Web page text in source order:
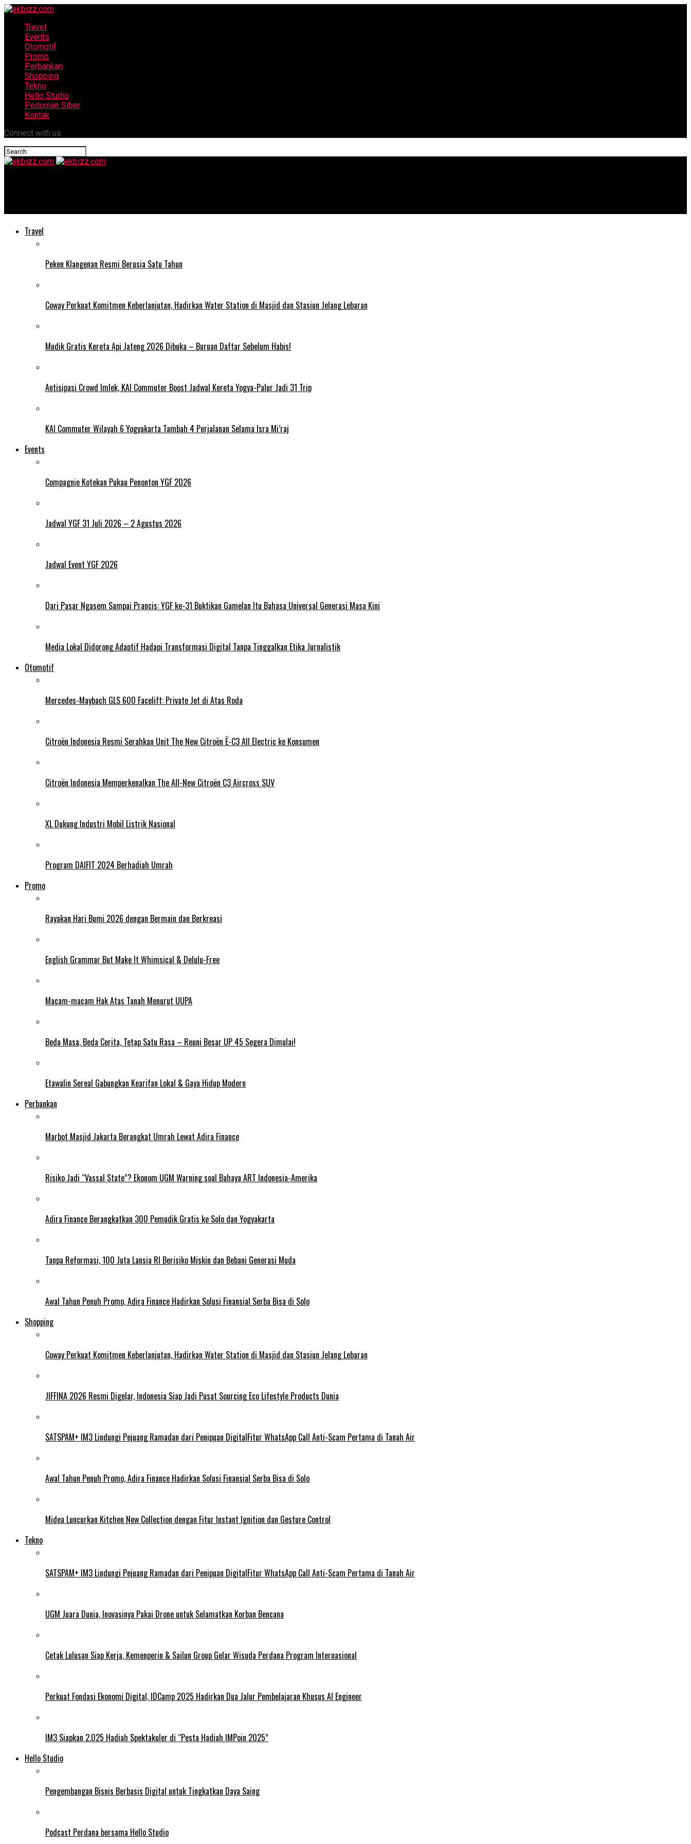
Travel
Events
Otomotif
Promo
Perbankan
Shopping
Tekno
Hello Studio
Pedoman Siber
Kontak
Connect with us
Travel
Peken Klangenan Resmi Berusia Satu Tahun
Coway Perkuat Komitmen Keberlanjutan, Hadirkan Water Station di Masjid dan Stasiun Jelang Lebaran
Mudik Gratis Kereta Api Jateng 2026 Dibuka – Buruan Daftar Sebelum Habis!
Antisipasi Crowd Imlek, KAI Commuter Boost Jadwal Kereta Yogya-Palur Jadi 31 Trip
KAI Commuter Wilayah 6 Yogyakarta Tambah 4 Perjalanan Selama Isra Mi’raj
Events
Compagnie Kotekan Pukau Penonton YGF 2026
Jadwal YGF 31 Juli 2026 – 2 Agustus 2026
Jadwal Event YGF 2026
Dari Pasar Ngasem Sampai Prancis: YGF ke-31 Buktikan Gamelan Itu Bahasa Universal Generasi Masa Kini
Media Lokal Didorong Adaptif Hadapi Transformasi Digital Tanpa Tinggalkan Etika Jurnalistik
Otomotif
Mercedes-Maybach GLS 600 Facelift: Private Jet di Atas Roda
Citroën Indonesia Resmi Serahkan Unit The New Citroën Ë-C3 All Electric ke Konsumen
Citroën Indonesia Memperkenalkan The All-New Citroën C3 Aircross SUV
XL Dukung Industri Mobil Listrik Nasional
Program DAIFIT 2024 Berhadiah Umrah
Promo
Rayakan Hari Bumi 2026 dengan Bermain dan Berkreasi
English Grammar But Make It Whimsical & Delulu-Free
Macam-macam Hak Atas Tanah Menurut UUPA
Beda Masa, Beda Cerita, Tetap Satu Rasa – Reuni Besar UP 45 Segera Dimulai!
Etawalin Sereal Gabungkan Kearifan Lokal & Gaya Hidup Modern
Perbankan
Marbot Masjid Jakarta Berangkat Umrah Lewat Adira Finance
Risiko Jadi “Vassal State”? Ekonom UGM Warning soal Bahaya ART Indonesia-Amerika
Adira Finance Berangkatkan 300 Pemudik Gratis ke Solo dan Yogyakarta
Tanpa Reformasi, 100 Juta Lansia RI Berisiko Miskin dan Bebani Generasi Muda
Awal Tahun Penuh Promo, Adira Finance Hadirkan Solusi Finansial Serba Bisa di Solo
Shopping
Coway Perkuat Komitmen Keberlanjutan, Hadirkan Water Station di Masjid dan Stasiun Jelang Lebaran
JIFFINA 2026 Resmi Digelar, Indonesia Siap Jadi Pusat Sourcing Eco Lifestyle Products Dunia
SATSPAM+ IM3 Lindungi Pejuang Ramadan dari Penipuan DigitalFitur WhatsApp Call Anti-Scam Pertama di Tanah Air
Awal Tahun Penuh Promo, Adira Finance Hadirkan Solusi Finansial Serba Bisa di Solo
Midea Luncurkan Kitchen New Collection dengan Fitur Instant Ignition dan Gesture Control
Tekno
SATSPAM+ IM3 Lindungi Pejuang Ramadan dari Penipuan DigitalFitur WhatsApp Call Anti-Scam Pertama di Tanah Air
UGM Juara Dunia, Inovasinya Pakai Drone untuk Selamatkan Korban Bencana
Cetak Lulusan Siap Kerja, Kemenperin & Sailun Group Gelar Wisuda Perdana Program Internasional
Perkuat Fondasi Ekonomi Digital, IDCamp 2025 Hadirkan Dua Jalur Pembelajaran Khusus AI Engineer
IM3 Siapkan 2.025 Hadiah Spektakuler di “Pesta Hadiah IMPoin 2025”
Hello Studio
Pengembangan Bisnis Berbasis Digital untuk Tingkatkan Daya Saing
Podcast Perdana bersama Hello Studio